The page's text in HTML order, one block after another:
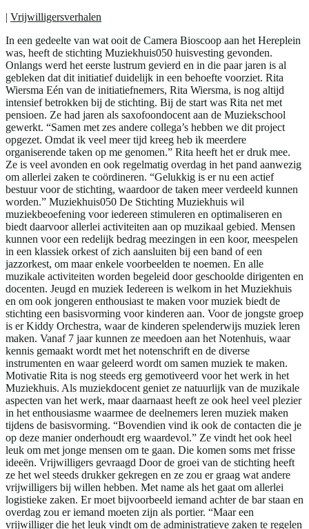
| Vrijwilligersverhalen
In een gedeelte van wat ooit de Camera Bioscoop aan het Hereplein
was, heeft de stichting Muziekhuis050 huisvesting gevonden.
Onlangs werd het eerste lustrum gevierd en in die paar jaren is al
gebleken dat dit initiatief duidelijk in een behoefte voorziet. Rita
Wiersma Eén van de initiatiefnemers, Rita Wiersma, is nog altijd
intensief betrokken bij de stichting. Bij de start was Rita net met
pensioen. Ze had jaren als saxofoondocent aan de Muziekschool
gewerkt. “Samen met zes andere collega’s hebben we dit project
opgezet. Omdat ik veel meer tijd kreeg heb ik meerdere
organiserende taken op me genomen.” Rita heeft het er druk mee.
Ze is veel avonden en ook regelmatig overdag in het pand aanwezig
om allerlei zaken te coördineren. “Gelukkig is er nu een actief
bestuur voor de stichting, waardoor de taken meer verdeeld kunnen
worden.” Muziekhuis050 De Stichting Muziekhuis wil
muziekbeoefening voor iedereen stimuleren en optimaliseren en
biedt daarvoor allerlei activiteiten aan op muzikaal gebied. Mensen
kunnen voor een redelijk bedrag meezingen in een koor, meespelen
in een klassiek orkest of zich aansluiten bij een band of een
jazzorkest, om maar enkele voorbeelden te noemen. En alle
muzikale activiteiten worden begeleid door geschoolde dirigenten en
docenten. Jeugd en muziek Iedereen is welkom in het Muziekhuis
en om ook jongeren enthousiast te maken voor muziek biedt de
stichting een basisvorming voor kinderen aan. Voor de jongste groep
is er Kiddy Orchestra, waar de kinderen spelenderwijs muziek leren
maken. Vanaf 7 jaar kunnen ze meedoen aan het Notenhuis, waar
kennis gemaakt wordt met het notenschrift en de diverse
instrumenten en waar geleerd wordt om samen muziek te maken.
Motivatie Rita is nog steeds erg gemotiveerd voor het werk in het
Muziekhuis. Als muziekdocent geniet ze natuurlijk van de muzikale
aspecten van het werk, maar daarnaast heeft ze ook heel veel plezier
in het enthousiasme waarmee de deelnemers leren muziek maken
tijdens de basisvorming. “Bovendien vind ik ook de contacten die je
op deze manier onderhoudt erg waardevol.” Ze vindt het ook heel
leuk om met jonge mensen om te gaan. Die komen soms met frisse
ideeën. Vrijwilligers gevraagd Door de groei van de stichting heeft
ze het wel steeds drukker gekregen en ze zou er graag wat andere
vrijwilligers bij willen hebben. Met name als het gaat om allerlei
logistieke zaken. Er moet bijvoorbeeld iemand achter de bar staan en
overdag zou er iemand moeten zijn als portier. “Maar een
vrijwilliger die het leuk vindt om de administratieve zaken te regelen